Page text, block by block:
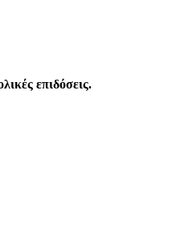
επιδόσεις.